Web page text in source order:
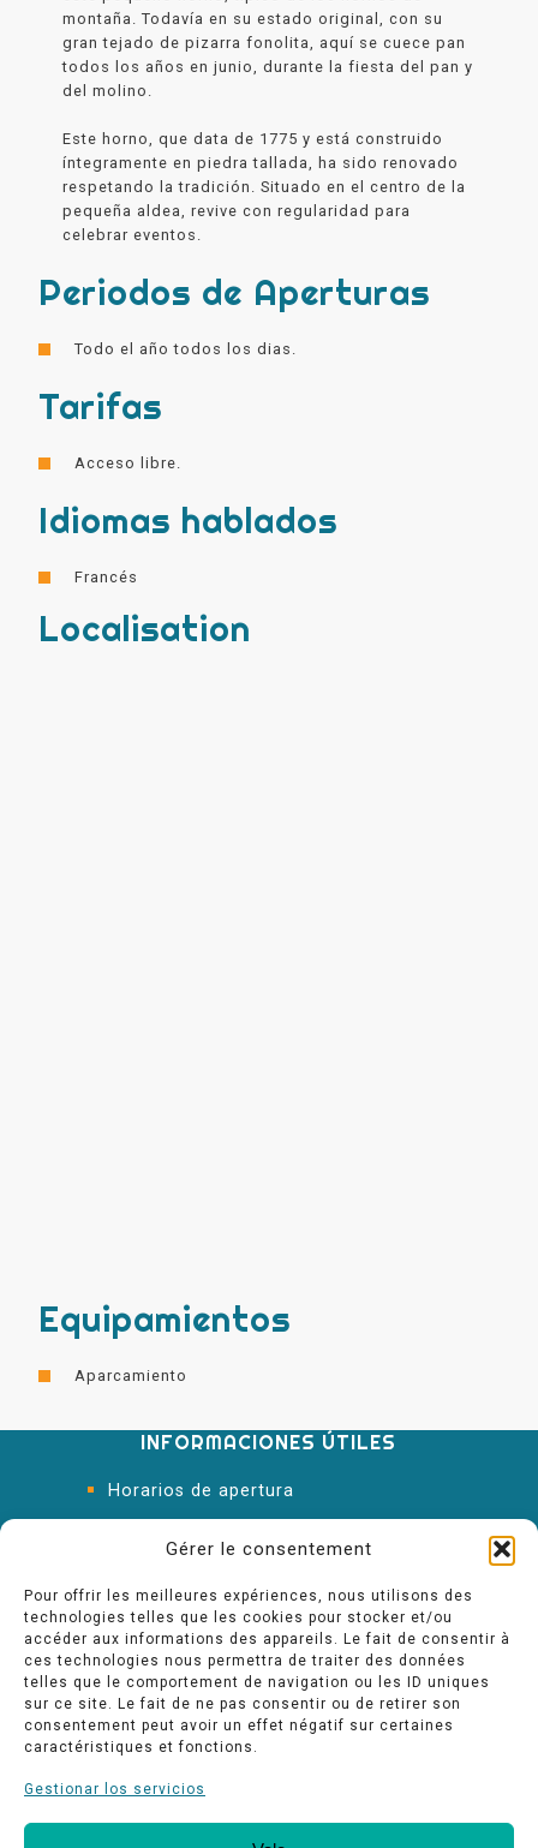
Gérer le consentement
Pour offrir les meilleures expériences, nous utilisons des
technologies telles que les cookies pour stocker et/ou
accéder aux informations des appareils. Le fait de consentir à
ces technologies nous permettra de traiter des données
telles que le comportement de navigation ou les ID uniques
sur ce site. Le fait de ne pas consentir ou de retirer son
consentement peut avoir un effet négatif sur certaines
caractéristiques et fonctions.
Gestionar los servicios
montaña. Todavía en su estado original, con su
gran tejado de pizarra fonolita, aquí se cuece pan
todos los años en junio, durante la fiesta del pan y
del molino.
Este horno, que data de 1775 y está construido
íntegramente en piedra tallada, ha sido renovado
respetando la tradición. Situado en el centro de la
pequeña aldea, revive con regularidad para
celebrar eventos.
Periodos de Aperturas
Todo el año todos los dias.
Tarifas
Acceso libre.
Idiomas hablados
Francés
Localisation
Equipamientos
Aparcamiento
INFORMACIONES ÚTILES
Horarios de apertura
Oficina de Turismo